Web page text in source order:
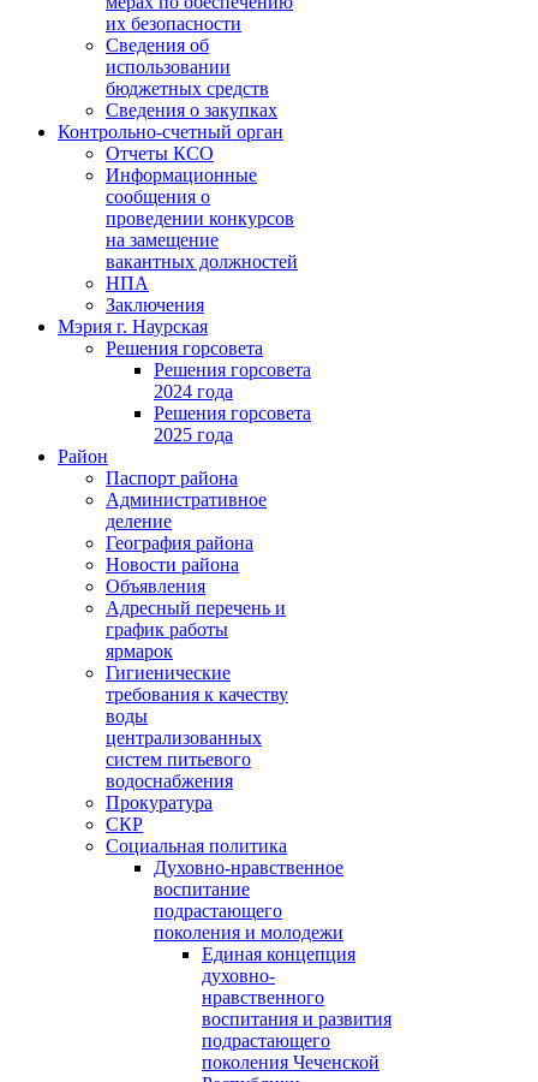
их безопасности
Сведения об
использовании
бюджетных средств
Сведения о закупках
Контрольно-счетный орган
Отчеты КСО
Информационные
сообщения о
проведении конкурсов
на замещение
вакантных должностей
НПА
Заключения
Мэрия г. Наурская
Решения горсовета
Решения горсовета
2024 года
Решения горсовета
2025 года
Район
Паспорт района
Административное
деление
География района
Новости района
Объявления
Адресный перечень и
график работы
ярмарок
Гигиенические
требования к качеству
воды
централизованных
систем питьевого
водоснабжения
Прокуратура
СКР
Социальная политика
Духовно-нравственное
воспитание
подрастающего
поколения и молодежи
Единая концепция
духовно-
нравственного
воспитания и развития
подрастающего
поколения Чеченской